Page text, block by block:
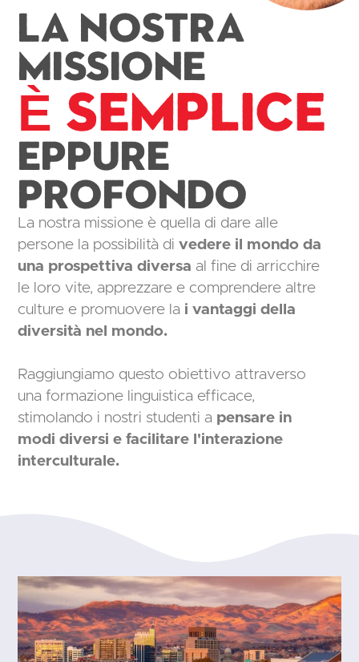
La nostra
missione
È semplice
Eppure
profondo
La nostra missione è quella di dare alle
persone la possibilità divedere il mondo da
una prospettiva diversa al fine di arricchire
le loro vite, apprezzare e comprendere altre
culture e promuovere la i vantaggi della
diversità nel mondo.
Raggiungiamo questo obiettivo attraverso
una formazione linguistica efficace,
stimolando i nostri studenti a pensare in
modi diversi e facilitare l'interazione
interculturale.